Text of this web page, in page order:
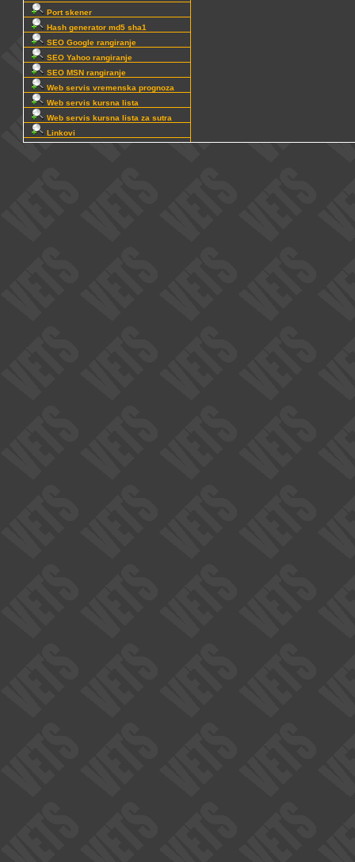
Port skener
Hash generator md5 sha1
SEO Google rangiranje
SEO Yahoo rangiranje
SEO MSN rangiranje
Web servis vremenska prognoza
Web servis kursna lista
Web servis kursna lista za sutra
Linkovi